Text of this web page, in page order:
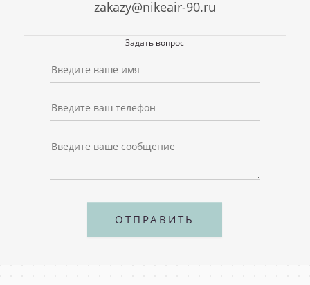
Наши внимательные консультанты помогут с
zakazy@nikeair-90.ru
Задать вопрос
ОТПРАВИТЬ